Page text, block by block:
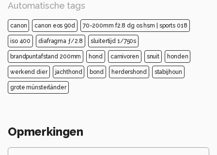
Automatische tags
canon canon eos 90d 70-200mm f2.8 dg os hsm | sports 018
iso 400 diafragma ƒ/2.8 sluitertijd 1/750s
brandpuntafstand 200mm hond carnivoren snuit honden
werkend dier jachthond bond herdershond stabijhoun
grote münsterländer
Opmerkingen